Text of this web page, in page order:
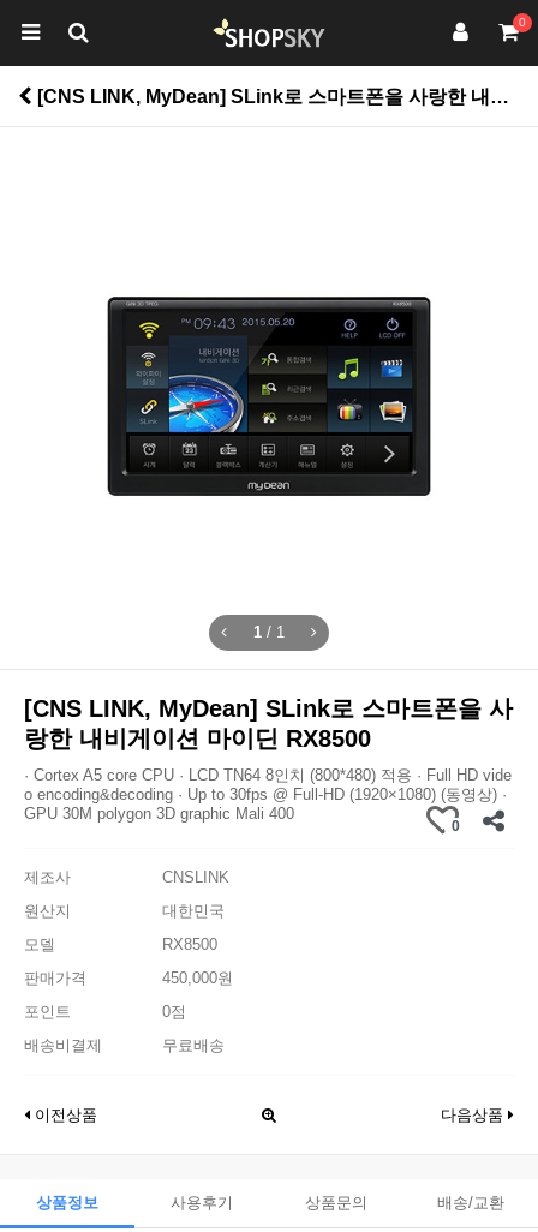
0
[CNS LINK, MyDean] SLink로 스마트폰을 사랑한 내비게이션 마이딘 RX8500 > 공구/자동차
1 / 1
[CNS LINK, MyDean] SLink로 스마트폰을 사
랑한 내비게이션 마이딘 RX8500
· Cortex A5 core CPU · LCD TN64 8인치 (800*480) 적용 · Full HD vide
o encoding&decoding · Up to 30fps @ Full-HD (1920×1080) (동영상) ·
GPU 30M polygon 3D graphic Mali 400
0
제조사
CNSLINK
원산지
대한민국
모델
RX8500
판매가격
450,000원
포인트
0점
배송비결제
무료배송
이전상품 다음상품
상품정보 사용후기 상품문의 배송/교환